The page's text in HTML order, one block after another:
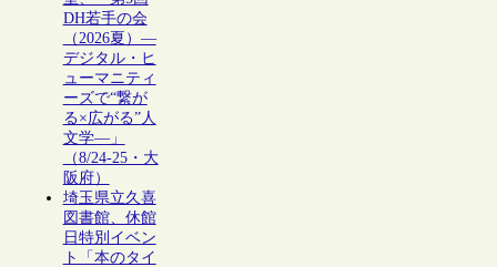
DH若手の会
（2026夏）―
デジタル・ヒ
ューマニティ
ーズで“繋が
る×広がる”人
文学―」
（8/24-25・大
阪府）
埼玉県立久喜
図書館、休館
日特別イベン
ト「本のタイ